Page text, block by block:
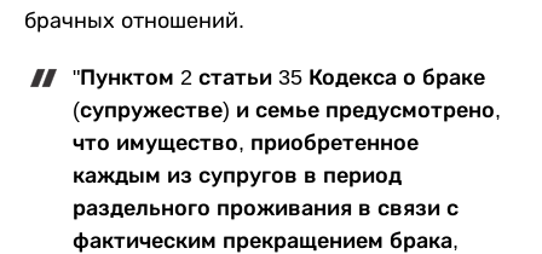
брачных отношений.
"Пунктом 2 статьи 35 Кодекса о браке
(супружестве) и семье предусмотрено,
что имущество, приобретенное
каждым из супругов в период
раздельного проживания в связи с
фактическим прекращением брака,